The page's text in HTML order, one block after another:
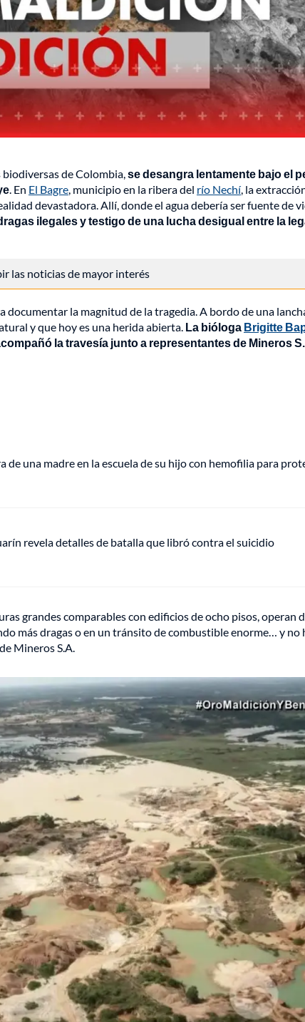
biodiversas de Colombia, se desangra lentamente bajo el
. En El Bagre , municipio en la ribera del río Nechí , la
devastadora. Allí, donde el agua debería ser fuente de
ilegales y testigo de una lucha desigual entre la
las noticias de mayor interés
documentar la magnitud de la tragedia. A bordo de una
y que hoy es una herida abierta. La bióloga Brigitte
la travesía junto a representantes de Mineros
de una madre en la escuela de su hijo con hemofilia para
revela detalles de batalla que libró contra el suicidio
grandes comparables con edificios de ocho pisos, operan
más dragas o en un tránsito de combustible enorme… y no
Mineros S.A.